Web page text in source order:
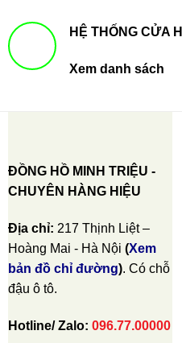
HỆ THỐNG CỬA
Xem danh sách
ĐỒNG HỒ MINH TRIỆU -
CHUYÊN HÀNG HIỆU
Địa chỉ: 217 Thịnh Liệt –
Hoàng Mai - Hà Nội (Xem
bản đồ chỉ đường). Có chỗ
đậu ô tô.
Hotline/ Zalo: 096.77.00000